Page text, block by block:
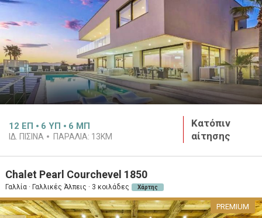
12 ΕΠ 6 ΥΠ 6 ΜΠ
ΙΔ. ΠΙΣΊΝΑ ΠΑΡΑΛΊΑ: 13KM
Κατόπιν
αίτησης
Chalet Pearl Courchevel 1850
Γαλλία · Γαλλικές Άλπεις · 3 κοιλάδες Χάρτης
PREMIUM